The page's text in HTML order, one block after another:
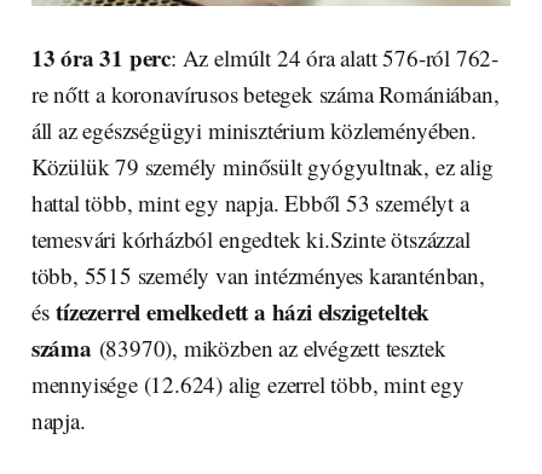
13 óra 31 perc: Az elmúlt 24 óra alatt 576-ról 762-
re nőtt a koronavírusos betegek száma Romániában,
áll az egészségügyi minisztérium közleményében.
Közülük 79 személy minősült gyógyultnak, ez alig
hattal több, mint egy napja. Ebből 53 személyt a
temesvári kórházból engedtek ki.Szinte ötszázzal
több, 5515 személy van intézményes karanténban,
éstízezerrel emelkedett a házi elszigeteltek
száma (83970), miközben az elvégzett tesztek
mennyisége (12.624) alig ezerrel több, mint egy
napja.